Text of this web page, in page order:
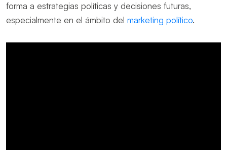
forma a estrategias políticas y decisiones futuras,
especialmente en el ámbito del marketing político.